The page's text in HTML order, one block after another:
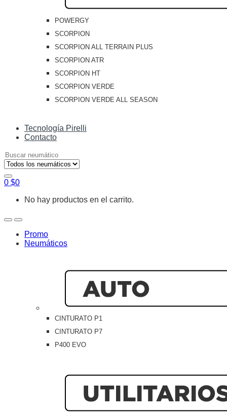
POWERGY
SCORPION
SCORPION ALL TERRAIN PLUS
SCORPION ATR
SCORPION HT
SCORPION VERDE
SCORPION VERDE ALL SEASON
Tecnología Pirelli
Contacto
Search
for:
0 $0
No hay productos en el carrito.
OpenClose
Promo
Neumáticos
CINTURATO P1
CINTURATO P7
P400 EVO